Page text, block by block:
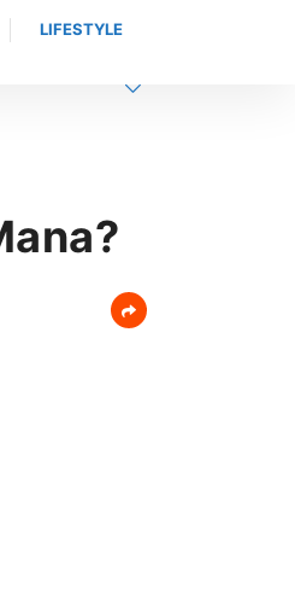
LIFESTYLE
Fondasi Pelatihan Berkualitas